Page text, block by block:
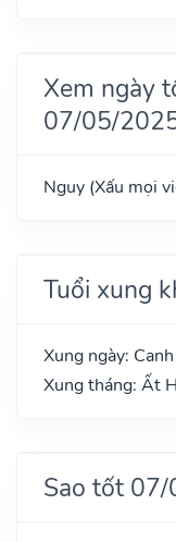
Xem ngày
07/05/
Nguy (Xấu mọi
Tuổi xung
Xung ngày:
Xung tháng: Ất
Sao tốt